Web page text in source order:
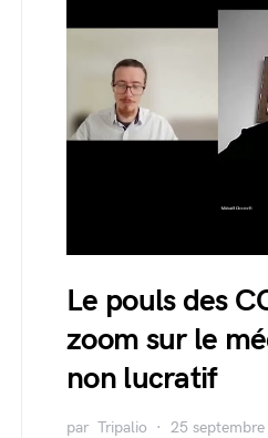
Le pouls des
zoom sur le
non lucratif
par Tripalio 25